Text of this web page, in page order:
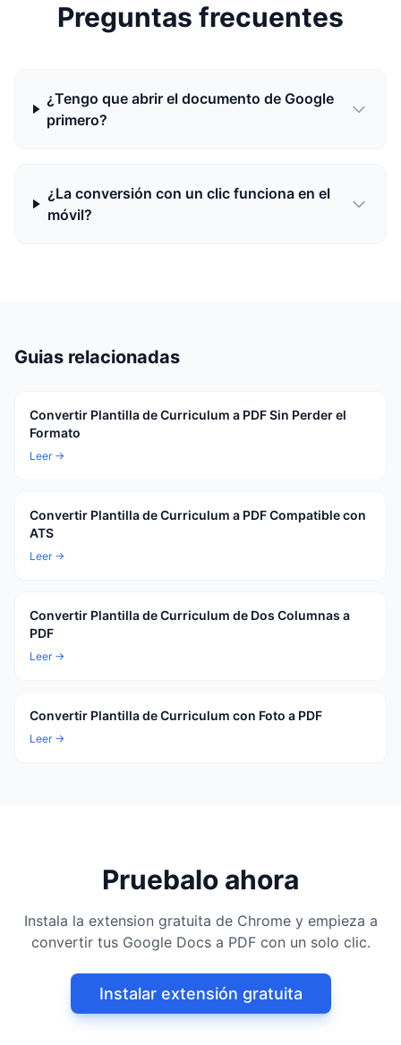
Preguntas frecuentes
¿Tengo que abrir el documento de Google
primero?
¿La conversión con un clic funciona en el
móvil?
Guias relacionadas
Convertir Plantilla de Curriculum a PDF Sin Perder el
Formato
Leer →
Convertir Plantilla de Curriculum a PDF Compatible con
ATS
Leer →
Convertir Plantilla de Curriculum de Dos Columnas a
PDF
Leer →
Convertir Plantilla de Curriculum con Foto a PDF
Leer →
Pruebalo ahora
Instala la extension gratuita de Chrome y empieza a
convertir tus Google Docs a PDF con un solo clic.
Instalar extensión gratuita